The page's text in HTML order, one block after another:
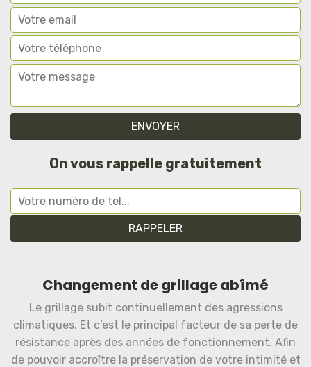
On vous rappelle gratuitement
Changement de grillage abîmé
Le grillage subit continuellement des agressions
climatiques. Et c’est le principal facteur de sa perte de
résistance après des années de fonctionnement. Afin
de pouvoir accroître la préservation de votre intimité et